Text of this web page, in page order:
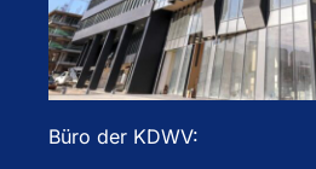
Büro der KDWV: